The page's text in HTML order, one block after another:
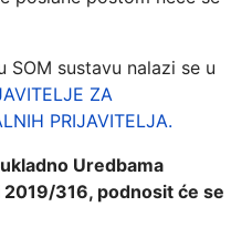
sustavu nalazi se u
ZA
PRIJAVITELJA.
Uredbama
316, podnosit će se